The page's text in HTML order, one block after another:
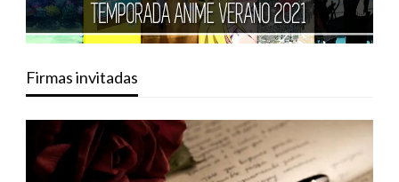
Firmas invitadas